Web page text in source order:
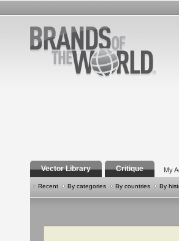
Vector Library Critique My
Recent By categories By countries By
Search